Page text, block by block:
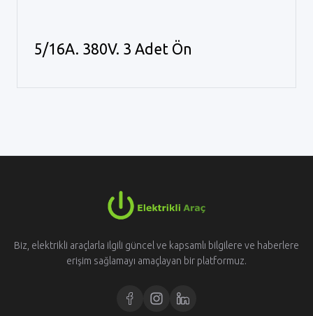
5/16A. 380V. 3 Adet Ön
Biz, elektrikli araçlarla ilgili güncel ve kapsamlı bilgilere ve haberlere
erişim sağlamayı amaçlayan bir platformuz.